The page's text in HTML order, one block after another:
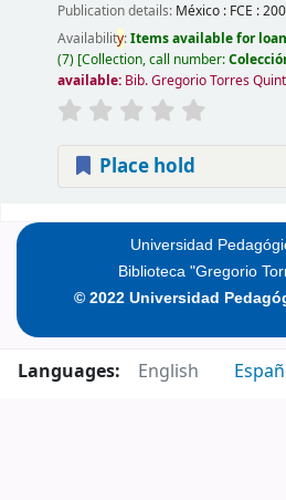
Publication details: México : FCE :
Availability:Items available for
(7) Collection, call number:
available: Bib. Gregorio Torres
Place hold
Universidad
Biblioteca "Gregorio
© 2022 Universidad
Languages: English